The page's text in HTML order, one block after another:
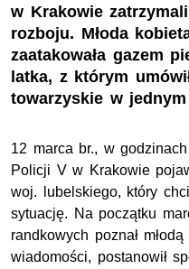
w Krakowie
rozboju. Młoda
zaatakowała gazem
latka, z którym
towarzyskie w
12 marca br., w
Policji V w Krakowie
woj. lubelskiego, który
sytuację. Na początku
randkowych poznał
wiadomości, postanowił